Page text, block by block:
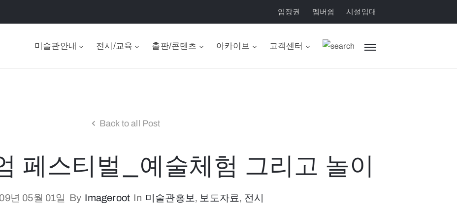
입장권 멤버쉽 시설임대
미술관안내 전시/교육 출판/콘텐츠 아카이브 고객센터
Back to all Post
페스티벌_예술체험 그리고 놀이
년 05월 01일 By Imageroot In 미술관홍보‚ 보도자료‚ 전시